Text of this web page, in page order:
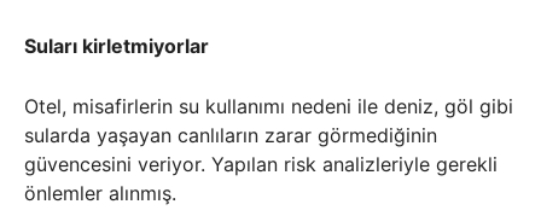
Suları kirletmiyorlar
Otel, misafirlerin su kullanımı nedeni ile deniz, göl gibi
sularda yaşayan canlıların zarar görmediğinin
güvencesini veriyor. Yapılan risk analizleriyle gerekli
önlemler alınmış.